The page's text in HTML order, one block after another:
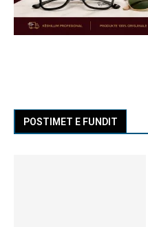
POSTIMET E FUNDIT